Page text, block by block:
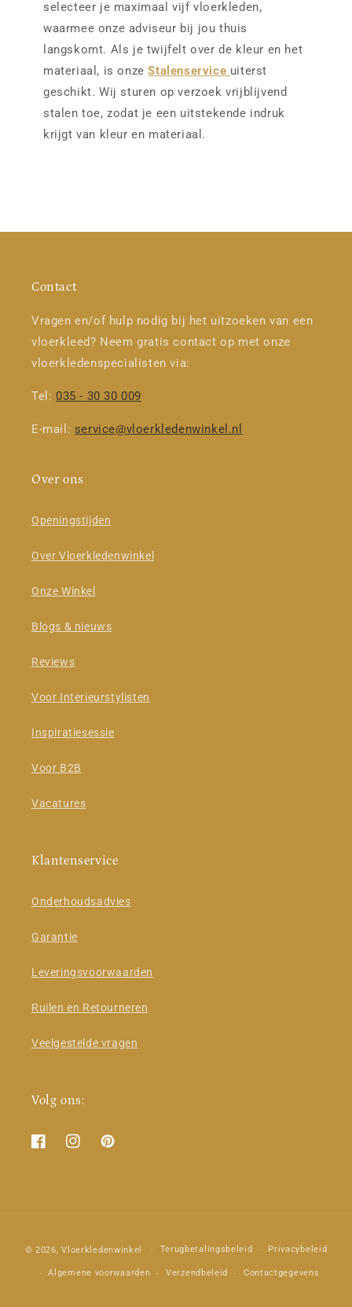
selecteer je maximaal vijf vloerkleden,
waarmee onze adviseur bij jou thuis
langskomt. Als je twijfelt over de kleur en het
materiaal, is onzeStalenservice uiterst
geschikt. Wij sturen op verzoek vrijblijvend
stalen toe, zodat je een uitstekende indruk
krijgt van kleur en materiaal.
Contact
Vragen en/of hulp nodig bij het uitzoeken van een
vloerkleed? Neem gratis contact op met onze
vloerkledenspecialisten via:
Tel: 035 - 30 30 009
E-mail: service@vloerkledenwinkel.nl
Over ons
Openingstijden
Over Vloerkledenwinkel
Onze Winkel
Blogs & nieuws
Reviews
Voor Interieurstylisten
Inspiratiesessie
Voor B2B
Vacatures
Klantenservice
Onderhoudsadvies
Garantie
Leveringsvoorwaarden
Ruilen en Retourneren
Veelgestelde vragen
Volg ons:
FacebookInstagramPinterest
© 2026,Vloerkledenwinkel Terugbetalingsbeleid Privacybeleid
Algemene voorwaarden Verzendbeleid Contactgegevens